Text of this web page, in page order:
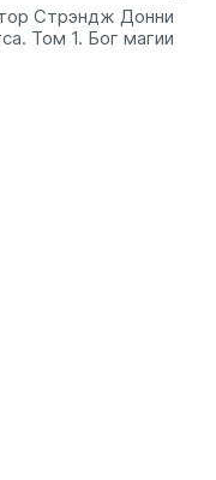
Стрэндж Донни
Том 1. Бог магии